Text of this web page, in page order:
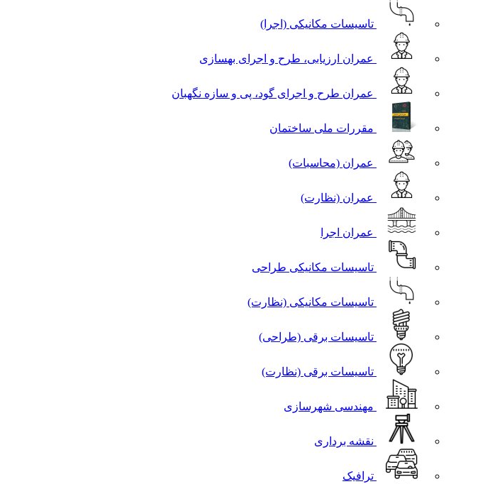
تاسیسات مکانیکی (اجرا)
عمران ارزیابی، طرح و اجرای بهسازی
عمران طرح و اجرای گود، پی و سازه نگهبان
مقررات ملی ساختمان
عمران (محاسبات)
عمران (نظارت)
عمران اجرا
تاسیسات مکانیکی طراحی
تاسیسات مکانیکی (نظارت)
تاسیسات برقی (طراحی)
تاسیسات برقی (نظارت)
مهندسی شهرسازی
نقشه برداری
ترافیک